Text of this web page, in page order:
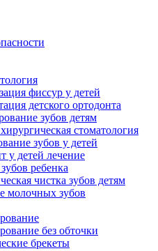
фиссур у детей
детского ортодонта
зубов детям
стоматология
зубов у детей
у детей лечение
ребенка
чистка зубов детям
молочных зубов
без обточки
брекеты